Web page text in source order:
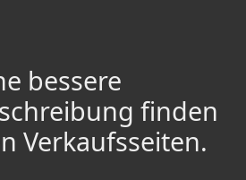
bessere
finden
Verkaufsseiten.